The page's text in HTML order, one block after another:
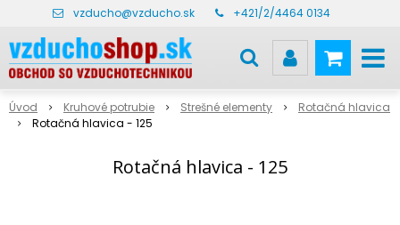
vzducho@vzducho.sk +421/2/4464 0134
Úvod Kruhové potrubie Strešné elementy
Rotačná hlavica
Rotačná hlavica - 125
Rotačná hlavica - 125